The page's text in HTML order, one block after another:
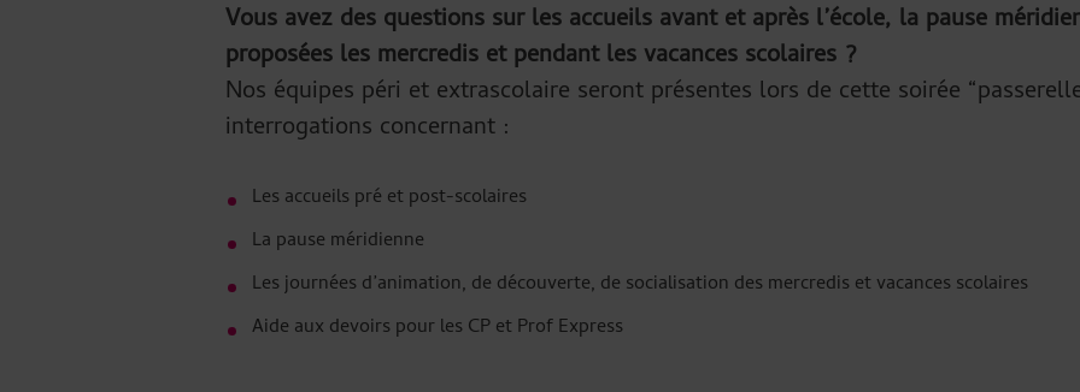
Vous avez des questions sur les accueils avant et après l’école, la pause
proposées les mercredis et pendant les vacances scolaires ?
Nos équipes péri et extrascolaire seront présentes lors de cette soirée
interrogations concernant :
Les accueils pré et post-scolaires
La pause méridienne
Les journées d’animation, de découverte, de socialisation des mercredis et vacances scolaires
Aide aux devoirs pour les CP et Prof Express